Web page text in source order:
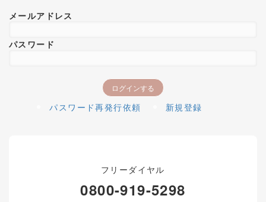
メールアドレス
パスワード
パスワード再発行依頼 新規登録
フリーダイヤル
0800-919-5298